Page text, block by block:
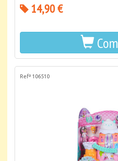
14,90 €
Refª 106510